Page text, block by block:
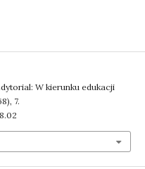
W kierunku edukacji
7.